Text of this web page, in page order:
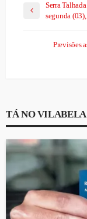
Serra
segunda
Previsões
TÁ NO